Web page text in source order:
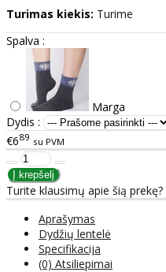
Turimas kiekis: Turime
Spalva :
Marga
Dydis :
€689 su PVM
Turite klausimų apie šią prekę?
Aprašymas
Dydžių lentelė
Specifikacija
(0) Atsiliepimai